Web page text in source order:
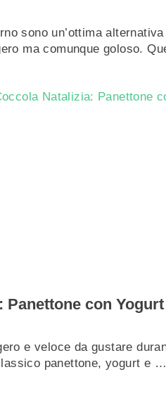
sono un’ottima
ma comunque goloso.
Panettone con
e veloce da gustare
panettone, yogurt e